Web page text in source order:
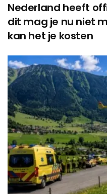
Nederland heeft
dit mag je nu niet
kan het je kosten